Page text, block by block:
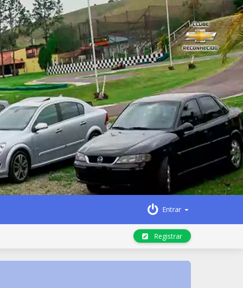
Entrar
Registrar